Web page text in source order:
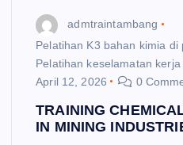
admtraintambang
Pelatihan K3 bahan kimia di
Pelatihan keselamatan
April 12, 2026
0
TRAINING
IN MINING